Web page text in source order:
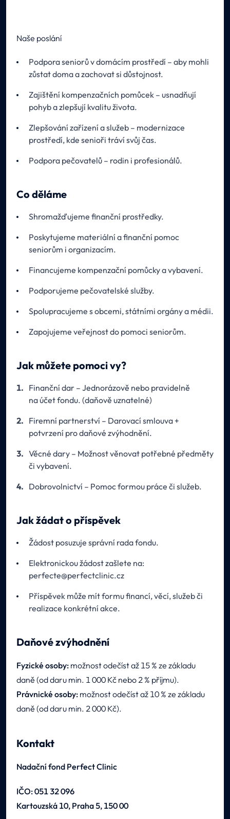
Naše poslání
Podpora seniorů v domácím prostředí – aby mohli
zůstat doma a zachovat si důstojnost.
Zajištění kompenzačních pomůcek – usnadňují
pohyb a zlepšují kvalitu života.
Zlepšování zařízení a služeb – modernizace
prostředí, kde senioři tráví svůj čas.
Podpora pečovatelů – rodin i profesionálů.
Co děláme
Shromažďujeme finanční prostředky.
Poskytujeme materiální a finanční pomoc
seniorům i organizacím.
Financujeme kompenzační pomůcky a vybavení.
Podporujeme pečovatelské služby.
Spolupracujeme s obcemi, státními orgány a médii.
Zapojujeme veřejnost do pomoci seniorům.
Jak můžete pomoci vy?
Finanční dar – Jednorázově nebo pravidelně
na účet fondu. (daňově uznatelné)
Firemní partnerství – Darovací smlouva +
potvrzení pro daňové zvýhodnění.
Věcné dary – Možnost věnovat potřebné předměty
či vybavení.
Dobrovolnictví – Pomoc formou práce či služeb.
Jak žádat o příspěvek
Žádost posuzuje správní rada fondu.
Elektronickou žádost zašlete na:
perfecte@perfectclinic.cz
Příspěvek může mít formu financí, věcí, služeb či
realizace konkrétní akce.
Daňové zvýhodnění
Fyzické osoby: možnost odečíst až 15 % ze základu
daně (od daru min. 1 000 Kč nebo 2 % příjmu).
Právnické osoby: možnost odečíst až 10 % ze základu
daně (od daru min. 2 000 Kč).
Kontakt
Nadační fond Perfect Clinic
IČO: 051 32 096
Kartouzská 10, Praha 5, 150 00